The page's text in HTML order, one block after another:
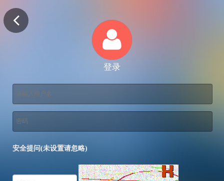
登录
安全提问(未设置请忽略)